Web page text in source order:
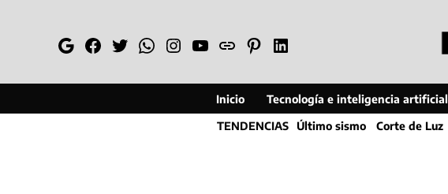
GoogleFacebook
TwitterWhatsapp
Instagram
YouTube
WebPinterestLinkedin
Inicio Tecnología e inteligencia artificial
TENDENCIAS Último sismo Corte de Luz